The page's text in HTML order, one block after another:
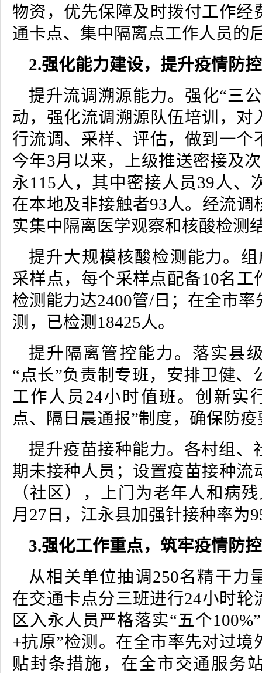
物资，优先保障及时拨付工作经
通卡点、集中隔离点工作人员的
2.强化能力建设，提升疫情防
提升流调溯源能力。强化“三
动，强化流调溯源队伍培训，对
行流调、采样、评估，做到一个
今年3月以来，上级推送密接及
永115人，其中密接人员39人、
在本地及非接触者93人。经流调
实集中隔离医学观察和核酸检测
提升大规模核酸检测能力。
采样点，每个采样点配备10名工
检测能力达2400管/日；在全市
测，已检测18425人。
提升隔离管控能力。落实县
“点长”负责制专班，安排卫健、
工作人员24小时值班。创新实
点、隔日晨通报”制度，确保防
提升疫苗接种能力。各村组、
期未接种人员；设置疫苗接种流
（社区），上门为老年人和病
月27日，江永县加强针接种率为
3.强化工作重点，筑牢疫情防
从相关单位抽调250名精干力
在交通卡点分三班进行24小时轮
区入永人员严格落实“五个
+抗原”检测。在全市率先对过境
贴封条措施，在全市交通服务